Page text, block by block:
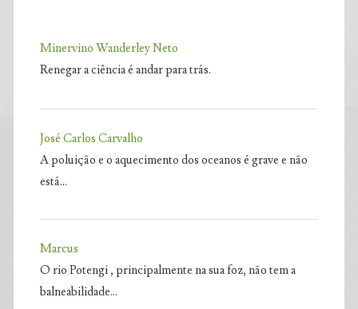
Minervino Wanderley Neto
Renegar a ciência é andar para trás.
José Carlos Carvalho
A poluição e o aquecimento dos oceanos é grave e não
está…
Marcus
O rio Potengi , principalmente na sua foz, não tem a
balneabilidade…